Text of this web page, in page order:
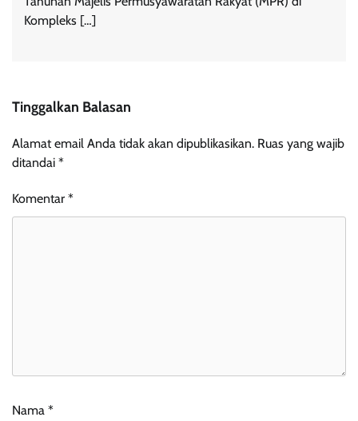
Kompleks […]
Tinggalkan Balasan
Alamat email Anda tidak akan dipublikasikan. Ruas yang wajib
ditandai *
Komentar *
Nama *